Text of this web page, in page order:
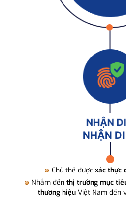
NHẬN
Chủ thể được xác thực
Nhắm đến thị trường mục
thương hiệuViệt Nam đến